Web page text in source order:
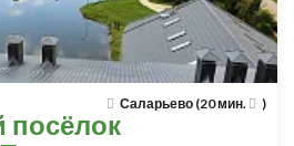
Саларьево (20 мин. )
посёлок